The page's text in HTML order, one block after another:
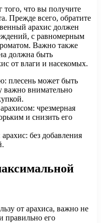
того, что вы получите
Прежде всего, обратите
арахис должен
с равномерным
Важно также
должна быть
от влаги и насекомых.
плесень может быть
важно внимательно
чрезмерная
и снизить его
без добавления
от арахиса, важно не
правильно его